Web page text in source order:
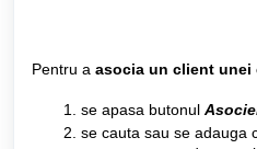
Pentru a asocia un client unei
se apasa butonul
se cauta sau se adauga